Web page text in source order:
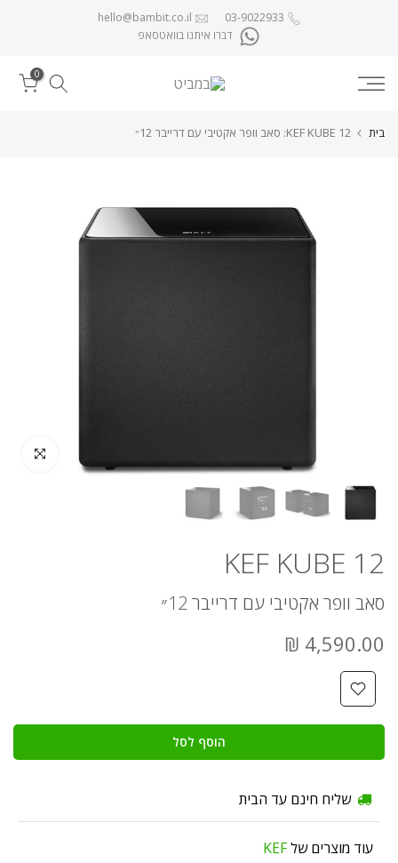
03-9022933
hello@bambit.co.il
דברו איתנו בוואטסאפ
0
בית KEF KUBE 12: סאב וופר אקטיבי עם דרייבר 12״
לחץ להגדלה
KEF KUBE 12
סאב וופר אקטיבי עם דרייבר 12״
4,590.00 ₪
הוסף לסל
שליח חינם עד הבית
עוד מוצרים שלKEF